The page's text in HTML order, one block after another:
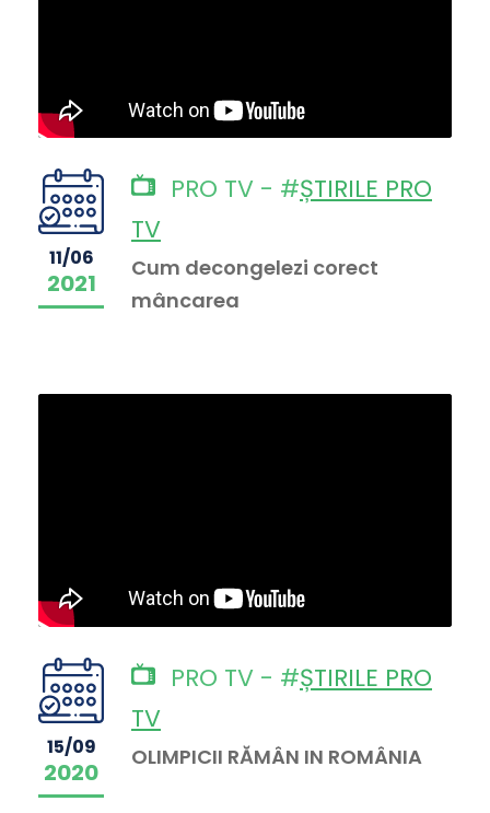
11/06
2021
PRO TV - #ȘTIRILE PRO
TV
Cum decongelezi corect
mâncarea
15/09
2020
PRO TV - #ȘTIRILE PRO
TV
OLIMPICII RĂMÂN IN ROMÂNIA